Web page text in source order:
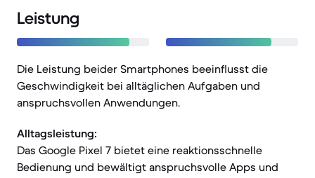
Leistung
Die Leistung beider Smartphones beeinflusst die
Geschwindigkeit bei alltäglichen Aufgaben und
anspruchsvollen Anwendungen.
Alltagsleistung:
Das Google Pixel 7 bietet eine reaktionsschnelle
Bedienung und bewältigt anspruchsvolle Apps und